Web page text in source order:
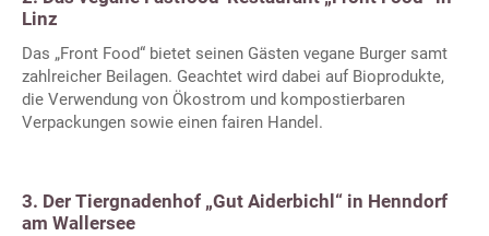
Linz
Das „Front Food“ bietet seinen Gästen vegane Burger samt
zahlreicher Beilagen. Geachtet wird dabei auf Bioprodukte,
die Verwendung von Ökostrom und kompostierbaren
Verpackungen sowie einen fairen Handel.
3. Der Tiergnadenhof „Gut Aiderbichl“ in Henndorf
am Wallersee